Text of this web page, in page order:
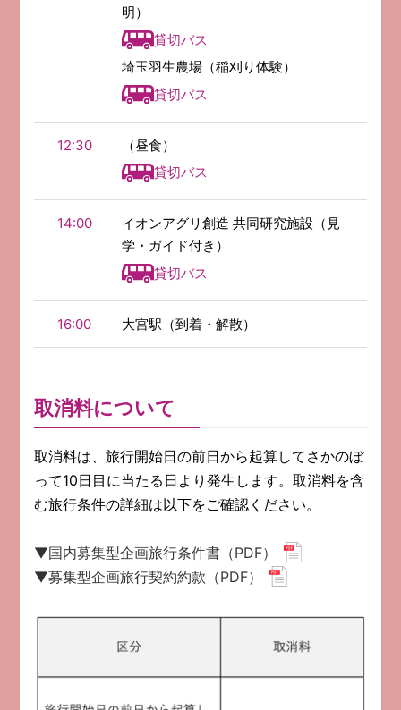
明）
貸切バス
埼玉羽生農場（稲刈り体験）
貸切バス
12:30
（昼食）
貸切バス
14:00
イオンアグリ創造 共同研究施設（見
学・ガイド付き）
貸切バス
16:00 大宮駅（到着・解散）
取消料について
取消料は、旅行開始日の前日から起算してさかのぼ
って10日目に当たる日より発生します。取消料を含
む旅行条件の詳細は以下をご確認ください。
▼国内募集型企画旅行条件書（PDF）
▼募集型企画旅行契約約款（PDF）